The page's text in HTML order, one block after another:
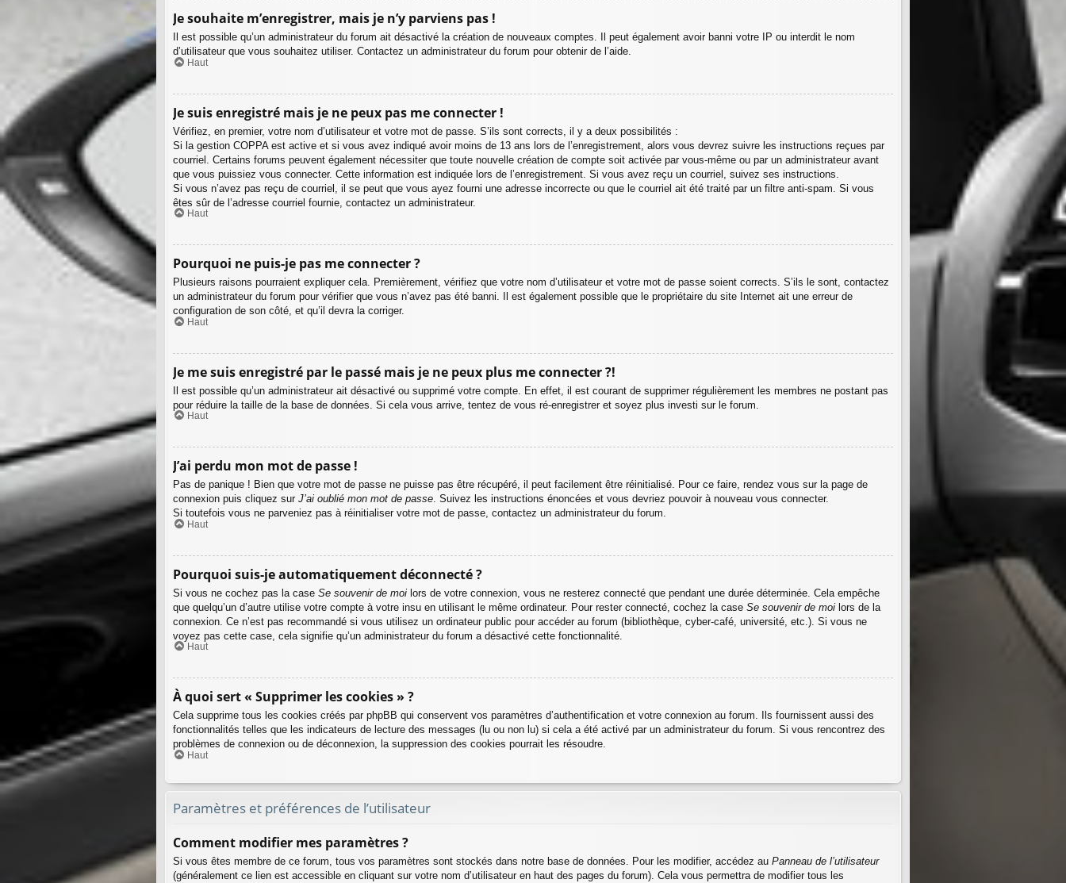
Je souhaite m’enregistrer, mais je n’y parviens pas !
Il est possible qu’un administrateur du forum ait désactivé la création de nouveaux comptes. Il peut également avoir banni votre IP ou interdit le nom
d’utilisateur que vous souhaitez utiliser. Contactez un administrateur du forum pour obtenir de l’aide.
Haut
Je suis enregistré mais je ne peux pas me connecter !
Vérifiez, en premier, votre nom d’utilisateur et votre mot de passe. S’ils sont corrects, il y a deux possibilités :
Si la gestion COPPA est active et si vous avez indiqué avoir moins de 13 ans lors de l’enregistrement, alors vous devrez suivre les instructions reçues par
courriel. Certains forums peuvent également nécessiter que toute nouvelle création de compte soit activée par vous-même ou par un administrateur avant
que vous puissiez vous connecter. Cette information est indiquée lors de l’enregistrement. Si vous avez reçu un courriel, suivez ses instructions.
Si vous n’avez pas reçu de courriel, il se peut que vous ayez fourni une adresse incorrecte ou que le courriel ait été traité par un filtre anti-spam. Si vous
êtes sûr de l’adresse courriel fournie, contactez un administrateur.
Haut
Pourquoi ne puis-je pas me connecter ?
Plusieurs raisons pourraient expliquer cela. Premièrement, vérifiez que votre nom d’utilisateur et votre mot de passe soient corrects. S’ils le sont, contactez
un administrateur du forum pour vérifier que vous n’avez pas été banni. Il est également possible que le propriétaire du site Internet ait une erreur de
configuration de son côté, et qu’il devra la corriger.
Haut
Je me suis enregistré par le passé mais je ne peux plus me connecter ?!
Il est possible qu’un administrateur ait désactivé ou supprimé votre compte. En effet, il est courant de supprimer régulièrement les membres ne postant pas
pour réduire la taille de la base de données. Si cela vous arrive, tentez de vous ré-enregistrer et soyez plus investi sur le forum.
Haut
J’ai perdu mon mot de passe !
Pas de panique ! Bien que votre mot de passe ne puisse pas être récupéré, il peut facilement être réinitialisé. Pour ce faire, rendez vous sur la page de
connexion puis cliquez sur J’ai oublié mon mot de passe. Suivez les instructions énoncées et vous devriez pouvoir à nouveau vous connecter.
Si toutefois vous ne parveniez pas à réinitialiser votre mot de passe, contactez un administrateur du forum.
Haut
Pourquoi suis-je automatiquement déconnecté ?
Si vous ne cochez pas la case Se souvenir de moi lors de votre connexion, vous ne resterez connecté que pendant une durée déterminée. Cela empêche
que quelqu’un d’autre utilise votre compte à votre insu en utilisant le même ordinateur. Pour rester connecté, cochez la case Se souvenir de moi lors de la
connexion. Ce n’est pas recommandé si vous utilisez un ordinateur public pour accéder au forum (bibliothèque, cyber-café, université, etc.). Si vous ne
voyez pas cette case, cela signifie qu’un administrateur du forum a désactivé cette fonctionnalité.
Haut
À quoi sert « Supprimer les cookies » ?
Cela supprime tous les cookies créés par phpBB qui conservent vos paramètres d’authentification et votre connexion au forum. Ils fournissent aussi des
fonctionnalités telles que les indicateurs de lecture des messages (lu ou non lu) si cela a été activé par un administrateur du forum. Si vous rencontrez des
problèmes de connexion ou de déconnexion, la suppression des cookies pourrait les résoudre.
Haut
Paramètres et préférences de l’utilisateur
Comment modifier mes paramètres ?
Si vous êtes membre de ce forum, tous vos paramètres sont stockés dans notre base de données. Pour les modifier, accédez au Panneau de l’utilisateur
(généralement ce lien est accessible en cliquant sur votre nom d’utilisateur en haut des pages du forum). Cela vous permettra de modifier tous les